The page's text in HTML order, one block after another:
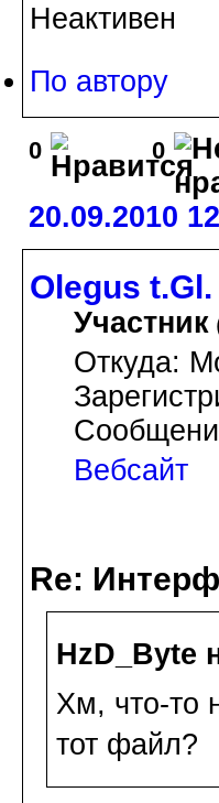
Неактивен
По автору
0 0
20.09.2010
Olegus t.Gl.
Участник
Откуда:
Вебсайт
Re:
HzD_Byte
Хм, что-то
тот файл?